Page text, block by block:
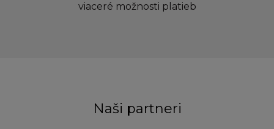
viaceré možnosti platieb
Naši partneri